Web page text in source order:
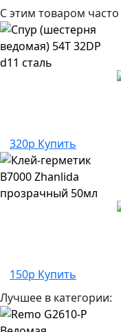
С этим товаром
320р Купить
150р Купить
Лучшее в категории: